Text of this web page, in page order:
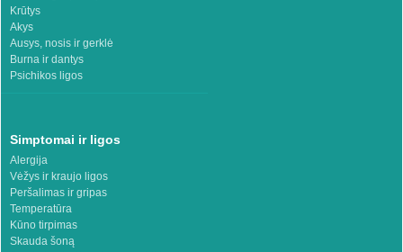
Krūtys
Akys
Ausys, nosis ir gerklė
Burna ir dantys
Psichikos ligos
Simptomai ir ligos
Alergija
Vėžys ir kraujo ligos
Peršalimas ir gripas
Temperatūra
Kūno tirpimas
Skauda šoną